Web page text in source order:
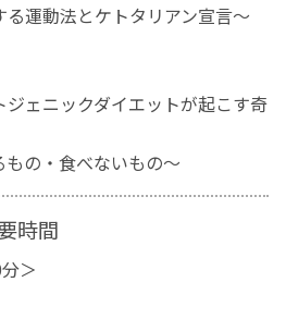
運動法とケトタリアン宣言～
ェニックダイエットが起こす奇
の・食べないもの～
時間
＞